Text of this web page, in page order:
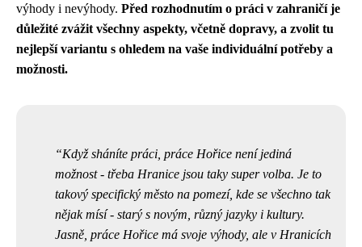
výhody i nevýhody. Před rozhodnutím o práci v zahraničí je
důležité zvážit všechny aspekty, včetně dopravy, a zvolit tu
nejlepší variantu s ohledem na vaše individuální potřeby a
možnosti.
Když sháníte práci, práce Hořice není jediná
možnost - třeba Hranice jsou taky super volba. Je to
takový specifický město na pomezí, kde se všechno tak
nějak mísí - starý s novým, různý jazyky i kultury.
Jasně, práce Hořice má svoje výhody, ale v Hranicích